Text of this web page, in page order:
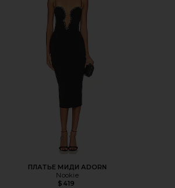
ПЛАТЬЕ МИДИ ADORN
Nookie
$419